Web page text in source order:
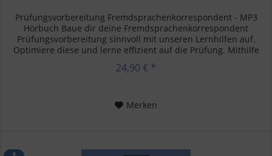
Prüfungsvorbereitung Fremdsprachenkorrespondent - MP3
Hörbuch Baue dir deine Fremdsprachenkorrespondent
Prüfungsvorbereitung sinnvoll mit unseren Lernhilfen auf.
Optimiere diese und lerne effizient auf die Prüfung. Mithilfe
24,90 € *
Merken